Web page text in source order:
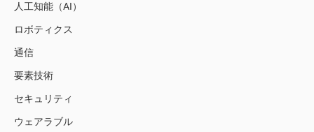
人工知能（AI）
ロボティクス
通信
要素技術
セキュリティ
ウェアラブル